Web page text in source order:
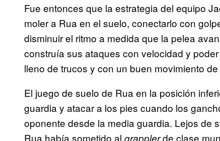
Fue entonces que la estrategia del equipo
moler a Rua en el suelo, conectarlo con
disminuir el ritmo a medida que la pelea
construía sus ataques con velocidad y
lleno de trucos y con un buen movimiento
El juego de suelo de Rua en la posición
guardia y atacar a los pies cuando los
oponente desde la media guardia. Lejos de
Rua había sometido al grapplerde clase